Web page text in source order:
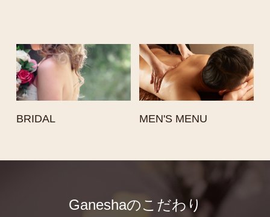
BRIDAL MEN'S MENU
Ganeshaのこだわり